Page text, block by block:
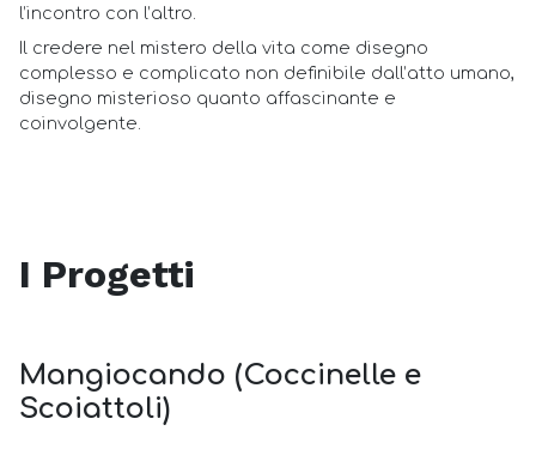
l’incontro con l’altro.
Il credere nel mistero della vita come disegno
complesso e complicato non definibile dall’atto umano,
disegno misterioso quanto affascinante e
coinvolgente.
I Progetti
Mangiocando (Coccinelle e
Scoiattoli)